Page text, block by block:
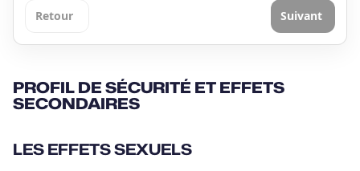
Retour Suivant
PROFIL DE SÉCURITÉ ET EFFETS
SECONDAIRES
LES EFFETS SEXUELS